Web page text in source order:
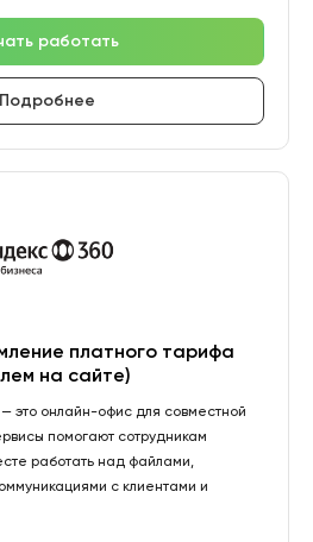
работать
Подробнее
платного тарифа
на сайте)
это онлайн-офис для совместной
помогают сотрудникам
работать над файлами,
с клиентами и